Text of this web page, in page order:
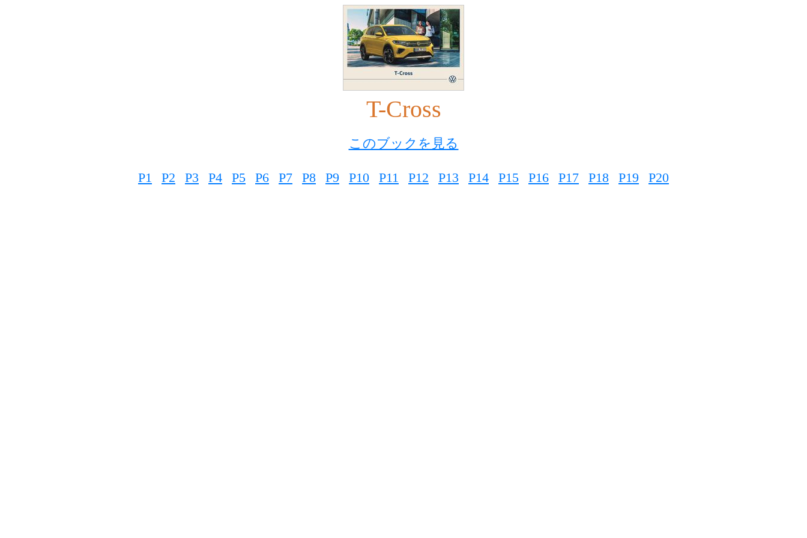
T-Cross
このブックを見る
P1 P2 P3 P4 P5 P6 P7 P8 P9 P10 P11 P12 P13 P14 P15 P16 P17 P18 P19 P20